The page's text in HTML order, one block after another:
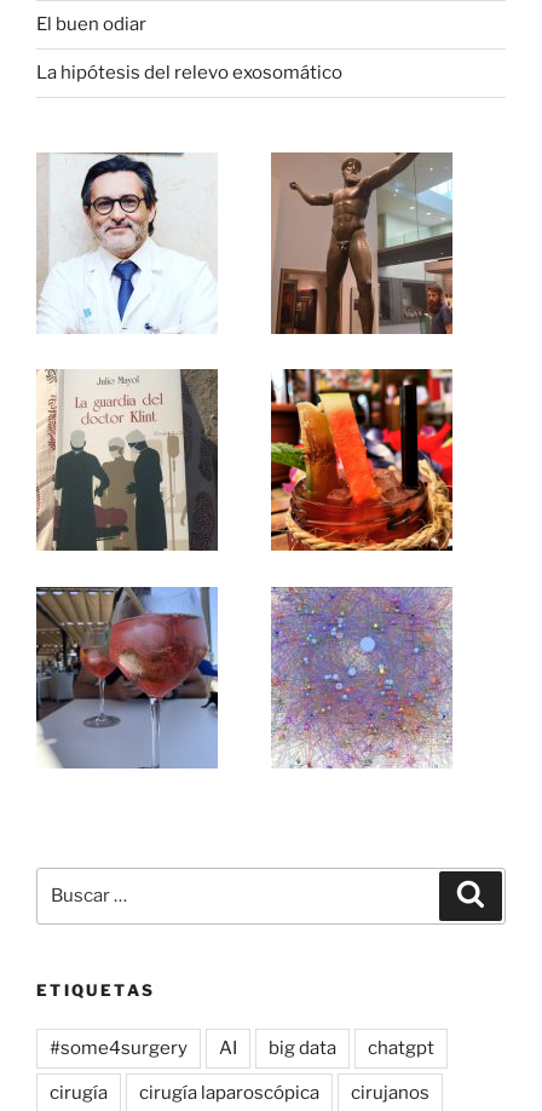
El buen odiar
La hipótesis del relevo exosomático
por:
ETIQUETAS
#some4surgery AI big data chatgpt
cirugía cirugía laparoscópica cirujanos